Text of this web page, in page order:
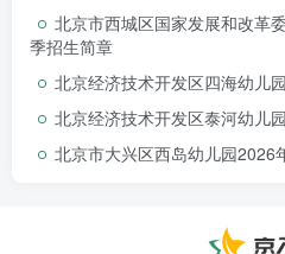
1、预约请在顺
约幼儿入园体检号
2、填写入园体
办理体检领取导诊单
北京市西城区国家发展和改革
季招生简章
北京经济技术开发区四海幼儿
北京经济技术开发区泰河幼儿
北京市大兴区西岛幼儿园2026